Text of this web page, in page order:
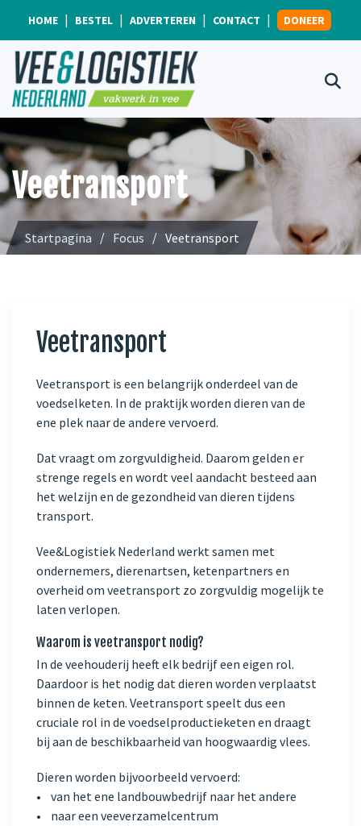
HOME BESTEL ADVERTEREN CONTACT DONEER
Veetransport
Startpagina Focus Veetransport
Veetransport
Veetransport is een belangrijk onderdeel van de
voedselketen. In de praktijk worden dieren van de
ene plek naar de andere vervoerd.
Dat vraagt om zorgvuldigheid. Daarom gelden er
strenge regels en wordt veel aandacht besteed aan
het welzijn en de gezondheid van dieren tijdens
transport.
Vee&Logistiek Nederland werkt samen met
ondernemers, dierenartsen, ketenpartners en
overheid om veetransport zo zorgvuldig mogelijk te
laten verlopen.
Waarom is veetransport nodig?
In de veehouderij heeft elk bedrijf een eigen rol.
Daardoor is het nodig dat dieren worden verplaatst
binnen de keten. Veetransport speelt dus een
cruciale rol in de voedselproductieketen en draagt
bij aan de beschikbaarheid van hoogwaardig vlees.
Dieren worden bijvoorbeeld vervoerd:
• van het ene landbouwbedrijf naar het andere
• naar een veeverzamelcentrum